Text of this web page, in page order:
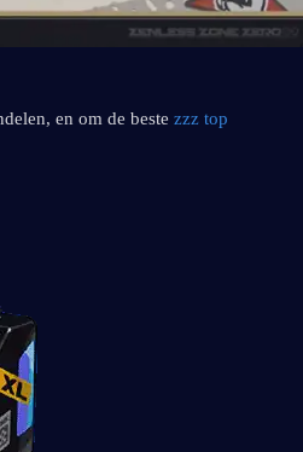
en om de beste zzz top